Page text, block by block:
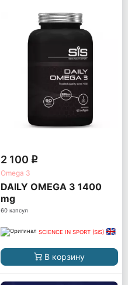
2 100 q
Omega 3
DAILY OMEGA 3 1400
mg
60 капсул
SCIENCE IN SPORT (SiS)
В корзину